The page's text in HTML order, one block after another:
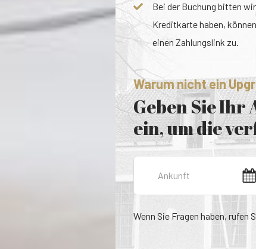
Bei der Buchung bitten
Kreditkarte haben,
einen Zahlungslink zu.
Warum nicht ein
Geben Sie
ein, um die
Wenn Sie Fragen haben, rufen